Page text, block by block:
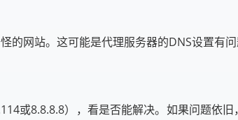
的网站。这可能是代理服务器的DNS设置有
或8.8.8.8），看是否能解决。如果问题依